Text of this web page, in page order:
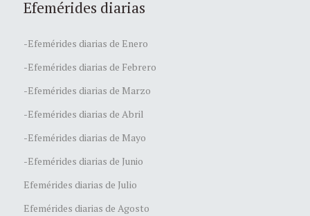
Efemérides diarias
-Efemérides diarias de Enero
-Efemérides diarias de Febrero
-Efemérides diarias de Marzo
-Efemérides diarias de Abril
-Efemérides diarias de Mayo
-Efemérides diarias de Junio
Efemérides diarias de Julio
Efemérides diarias de Agosto